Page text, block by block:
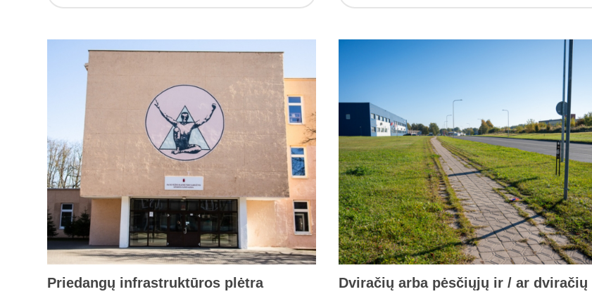
Priedangų infrastruktūros plėtra
Dviračių arba pėsčiųjų ir / ar dviračių